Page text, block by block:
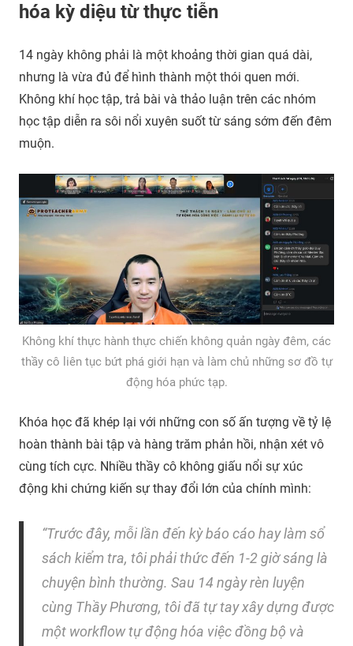
hóa kỳ diệu từ thực tiễn
14 ngày không phải là một khoảng thời gian quá dài,
nhưng là vừa đủ để hình thành một thói quen mới.
Không khí học tập, trả bài và thảo luận trên các nhóm
học tập diễn ra sôi nổi xuyên suốt từ sáng sớm đến đêm
muộn.
Không khí thực hành thực chiến không quản ngày đêm, các
thầy cô liên tục bứt phá giới hạn và làm chủ những sơ đồ tự
động hóa phức tạp.
Khóa học đã khép lại với những con số ấn tượng về tỷ lệ
hoàn thành bài tập và hàng trăm phản hồi, nhận xét vô
cùng tích cực. Nhiều thầy cô không giấu nổi sự xúc
động khi chứng kiến sự thay đổi lớn của chính mình:
“Trước đây, mỗi lần đến kỳ báo cáo hay làm sổ
sách kiểm tra, tôi phải thức đến 1-2 giờ sáng là
chuyện bình thường. Sau 14 ngày rèn luyện
cùng Thầy Phương, tôi đã tự tay xây dựng được
một workflow tự động hóa việc đồng bộ và